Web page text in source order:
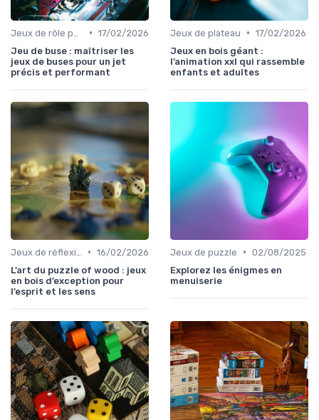
• 17/02/2026
Jeu de buse : maîtriser les
jeux de buses pour un jet
précis et performant
Jeux de plateau • 17/02/2026
Jeux en bois géant :
l’animation xxl qui rassemble
enfants et adultes
• 16/02/2026
L’art du puzzle of wood : jeux
en bois d’exception pour
l’esprit et les sens
Jeux de puzzle • 02/08/2025
Explorez les énigmes en
menuiserie